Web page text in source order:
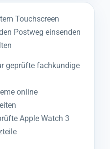
Touchscreen
Postweg einsenden
geprüfte fachkundige
online
Apple Watch 3